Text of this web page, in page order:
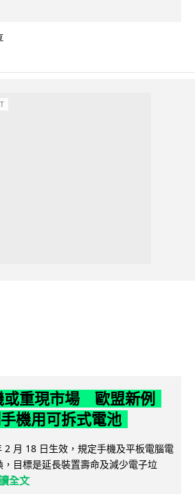
或重現市場 歐盟新例
機用可拆式電池
2 月 18 日生效，規定手機及平板電腦電
目標是延長裝置壽命及減少電子垃
全文